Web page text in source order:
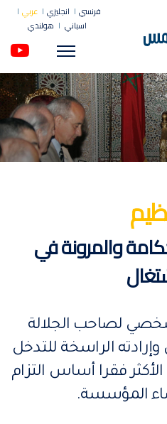
فرنسي انجليزي
عربي
اسباني
هولندي
Menu
والمرونة في
لصاحب الجلالة
الراسخة للتدخل
فقرا أساس التزام
المؤسسة.